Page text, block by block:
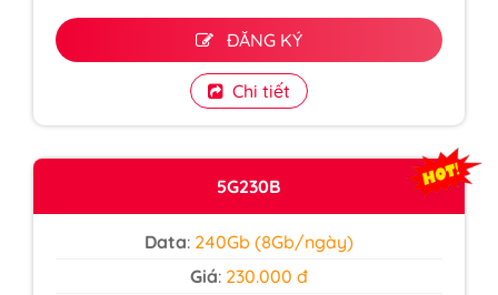
ĐĂNG KÝ
Chi tiết
5G230B
Data:240Gb (8Gb/ngày)
Giá: 230.000 đ